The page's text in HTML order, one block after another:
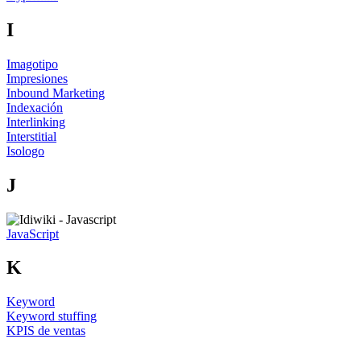
I
Imagotipo
Impresiones
Inbound Marketing
Indexación
Interlinking
Interstitial
Isologo
J
JavaScript
K
Keyword
Keyword stuffing
KPIS de ventas